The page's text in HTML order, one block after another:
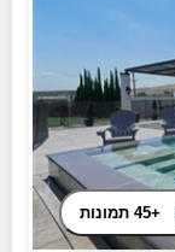
+45 תמונות